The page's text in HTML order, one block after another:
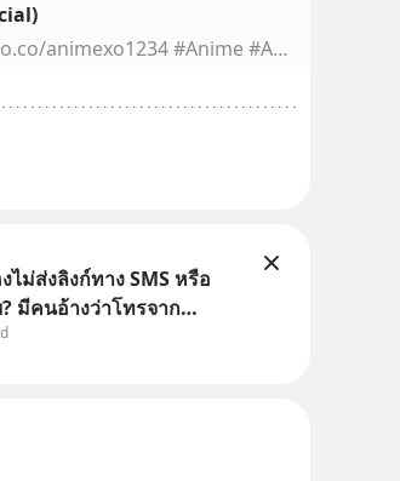
Anime 💞 ● Animexo 👉 linkbio.co/animexo1234 #Anime #Animexo #Lumine #Genshinimpact #SchoolUniform #LumineSchooluniform #Cute #Sexy #Ai #AiArts #AiArt #Feed
ไม่ส่งลิงก์ทาง SMS หรือ
? มีคนอ้างว่าโทรจาก
ญชีมีปัญหา แล้วให้กดลิงก์